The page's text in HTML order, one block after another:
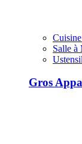
Salle à
Gros